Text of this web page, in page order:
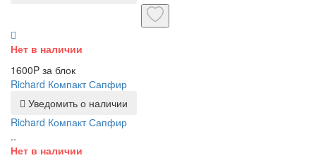
Нет в наличии
1600P за блок
Richard Компакт Сапфир
Уведомить о наличии
Richard Компакт Сапфир
..
Нет в наличии